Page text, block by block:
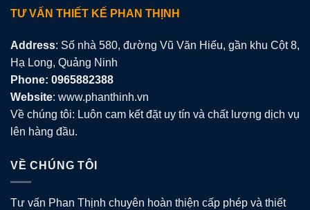
TƯ VẤN THIẾT KẾ PHAN THỊNH
Address: Số nhà 580, đường Vũ Văn Hiếu, gần khu Cột 8,
Hạ Long, Quảng Ninh
Phone: 0965882388
Website: www.phanthinh.vn
Về chúng tôi: Luôn cam kết đặt uy tín và chất lượng dịch vụ
lên hàng đầu.
VỀ CHÚNG TÔI
Tư vấn Phan Thịnh chuyên hoàn thiện cấp phép và thiết